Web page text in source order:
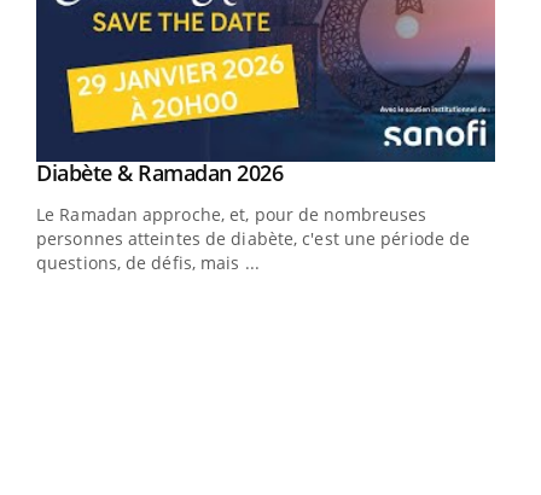
Youtube
Diabète & Ramadan 2026Youtube
Le Ramadan approche, et, pour de nombreuses
personnes atteintes de diabète, c'est une période de
questions, de défis, mais ...